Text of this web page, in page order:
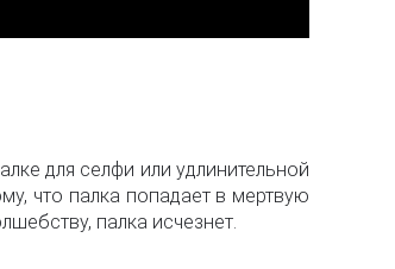
для селфи или удлинительной
что палка попадает в мертвую
палка исчезнет.